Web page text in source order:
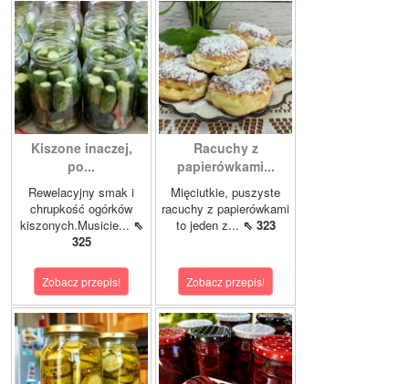
Kiszone inaczej,
po...
Rewelacyjny smak i
chrupkość ogórków
kiszonych.Musicie... ⇖
325
Zobacz przepis!
Racuchy z
papierówkami...
Mięciutkie, puszyste
racuchy z papierówkami
to jeden z... ⇖ 323
Zobacz przepis!